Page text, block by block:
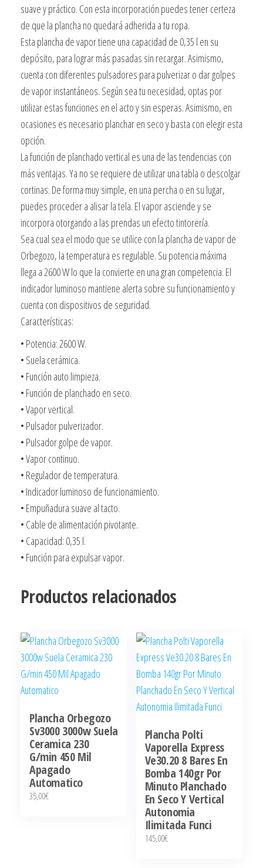
suave y práctico. Con esta incorporación puedes tener certeza
de que la plancha no quedará adherida a tu ropa.
Esta plancha de vapor tiene una capacidad de 0,35 l en su
depósito, para lograr más pasadas sin recargar. Asimismo,
cuenta con diferentes pulsadores para pulverizar o dar golpes
de vapor instantáneos. Según sea tu necesidad, optas por
utilizar estas funciones en el acto y sin esperas. Asimismo, en
ocasiones es necesario planchar en seco y basta con elegir esta
opción.
La función de planchado vertical es una de las tendencias con
más ventajas. Ya no se requiere de utilizar una tabla o descolgar
cortinas. De forma muy simple, en una percha o en su lugar,
puedes proceder a alisar la tela. El vapor asciende y se
incorpora otorgando a las prendas un efecto tintorería.
Sea cual sea el modo que se utilice con la plancha de vapor de
Orbegozo, la temperatura es regulable. Su potencia máxima
llega a 2600 W lo que la convierte en una gran competencia. El
indicador luminoso mantiene alerta sobre su funcionamiento y
cuenta con dispositivos de seguridad.
Características:
• Potencia: 2600 W.
• Suela cerámica.
• Función auto limpieza.
• Función de planchado en seco.
• Vapor vertical.
• Pulsador pulverizador.
• Pulsador golpe de vapor.
• Vapor continuo.
• Regulador de temperatura.
• Indicador luminoso de funcionamiento.
• Empuñadura suave al tacto.
• Cable de alimentación pivotante.
• Capacidad: 0,35 l.
• Función para expulsar vapor.
Productos relacionados
Plancha Orbegozo
Sv3000 3000w Suela
Ceramica 230
G/min 450 Mil
Apagado
Automatico
35,00€
Plancha Polti
Vaporella Express
Ve30.20 8 Bares En
Bomba 140gr Por
Minuto Planchado
En Seco Y Vertical
Autonomia
Ilimitada Funci
145,00€